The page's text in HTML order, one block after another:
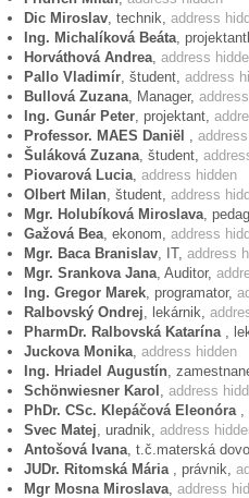
samobójstwa. Nadzieją dla
mężczyzny i kobiety, która jest
przyszłością Europy. Jesteśmy
rodziny i dziecka, zostanie w
Wyrok ETPC oceniamy jako
umożliwienia adopcji dzieci przez
homoseksualnej". Protestujemy
Praw Człowieka. Wzywamy
sposób stanęło po stronie tradycyjnej
podczas najbliższych wyborów
Europejskiej Konwencji Praw
Wzywamy komitety obywatelskie,
przyłączenia się do niniejszego
Parlamentarnego Rady Europy Lluísa
• Pod adres poczty elektroniczej:
Dic Miroslav , technik, address
Ing. Michalíková Beáta ,
Horváthová Andrea address
Pallo Vladimír , študent, address
Bullová Zuzana , Manager,
Ing. Gunár Peter , projektant,
Professor. MAES Daniël
Šuláková Zuzana , študent,
Piovarová Lucia address hidden
Olbert Milan , študent, address
Mgr. Holubíková Miroslava ,
Gažová Bea , ekonom, address
Mgr. Baca Branislav , IT, address
Mgr. Srankova Jana , Auditor,
Ing. Gregor Marek , programator,
Ralbovský Ondrej , lekárnik,
PharmDr. Ralbovská Katarína
,
Juckova Monika address hidden
Ing. Hriadel Augustín ,
Schönwiesner Karol
address
PhDr. CSc. Klepáčová Eleonóra
Svec Matej , uradnik, address
Antošová Ivana , t.č.materská
JUDr. Ritomská Mária
, právnik,
Mgr Mosna Miroslava address